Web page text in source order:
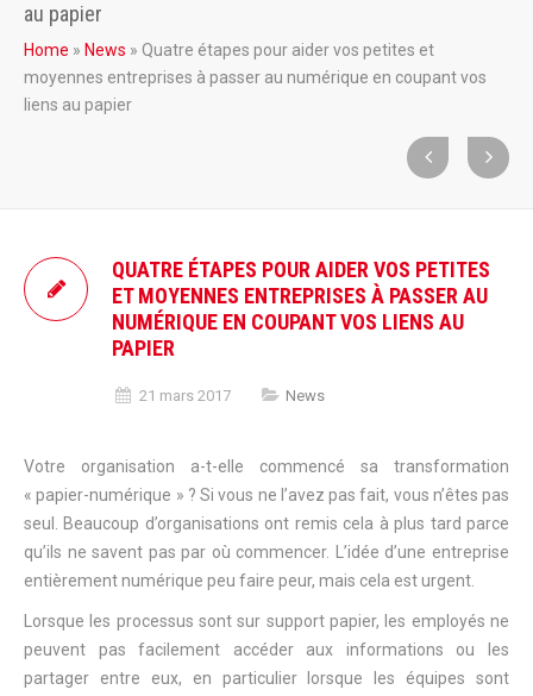
au papier
Home » News » Quatre étapes pour aider vos petites et
moyennes entreprises à passer au numérique en coupant vos
liens au papier
QUATRE ÉTAPES POUR AIDER VOS PETITES
ET MOYENNES ENTREPRISES À PASSER AU
NUMÉRIQUE EN COUPANT VOS LIENS AU
PAPIER
21 mars 2017 News
Votre organisation a-t-elle commencé sa transformation
« papier-numérique » ? Si vous ne l’avez pas fait, vous n’êtes pas
seul. Beaucoup d’organisations ont remis cela à plus tard parce
qu’ils ne savent pas par où commencer. L’idée d’une entreprise
entièrement numérique peu faire peur, mais cela est urgent.
Lorsque les processus sont sur support papier, les employés ne
peuvent pas facilement accéder aux informations ou les
partager entre eux, en particulier lorsque les équipes sont